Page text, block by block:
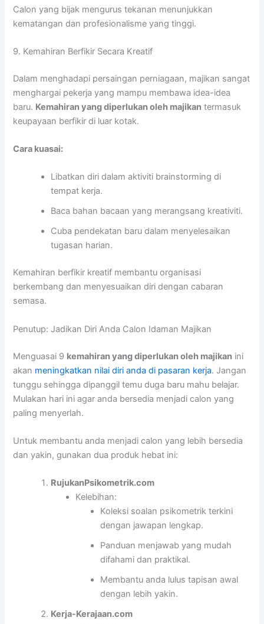
Calon yang bijak mengurus tekanan menunjukkan
kematangan dan profesionalisme yang tinggi.
9. Kemahiran Berfikir Secara Kreatif
Dalam menghadapi persaingan perniagaan, majikan sangat
menghargai pekerja yang mampu membawa idea-idea
baru. Kemahiran yang diperlukan oleh majikan termasuk
keupayaan berfikir di luar kotak.
Cara kuasai:
Libatkan diri dalam aktiviti brainstorming di
tempat kerja.
Baca bahan bacaan yang merangsang kreativiti.
Cuba pendekatan baru dalam menyelesaikan
tugasan harian.
Kemahiran berfikir kreatif membantu organisasi
berkembang dan menyesuaikan diri dengan cabaran
semasa.
Penutup: Jadikan Diri Anda Calon Idaman Majikan
Menguasai 9 kemahiran yang diperlukan oleh majikan ini
akan meningkatkan nilai diri anda di pasaran kerja. Jangan
tunggu sehingga dipanggil temu duga baru mahu belajar.
Mulakan hari ini agar anda bersedia menjadi calon yang
paling menyerlah.
Untuk membantu anda menjadi calon yang lebih bersedia
dan yakin, gunakan dua produk hebat ini:
RujukanPsikometrik.com
Kelebihan:
Koleksi soalan psikometrik terkini
dengan jawapan lengkap.
Panduan menjawab yang mudah
difahami dan praktikal.
Membantu anda lulus tapisan awal
dengan lebih yakin.
Kerja-Kerajaan.com